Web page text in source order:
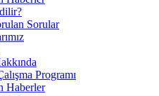
Sorular
Programı
Haberler